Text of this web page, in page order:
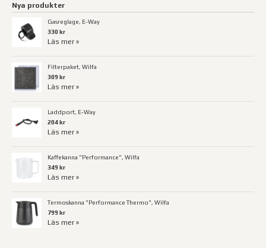
Nya produkter
Gasreglage, E-Way
330 kr
Läs mer »
Filterpaket, Wilfa
309 kr
Läs mer »
Laddport, E-Way
204 kr
Läs mer »
Kaffekanna "Performance", Wilfa
349 kr
Läs mer »
Termoskanna "Performance Thermo", Wilfa
799 kr
Läs mer »